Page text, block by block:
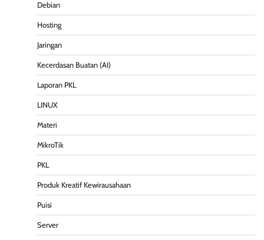
Debian
Hosting
Jaringan
Kecerdasan Buatan (AI)
Laporan PKL
LINUX
Materi
MikroTik
PKL
Produk Kreatif Kewirausahaan
Puisi
Server